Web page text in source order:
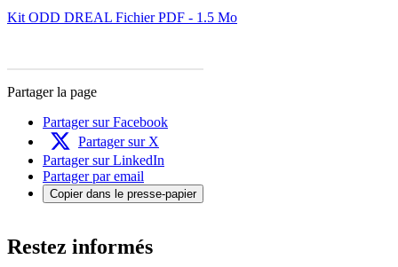
Kit ODD DREAL Fichier PDF - 1.5 Mo
Partager la page
Partager sur Facebook
Partager sur X
Partager sur LinkedIn
Partager par email
Copier dans le presse-papier
Restez informés